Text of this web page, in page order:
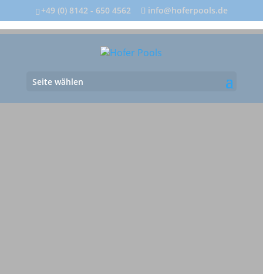
+49 (0) 8142 - 650 4562 info@hoferpools.de
Seite wählen